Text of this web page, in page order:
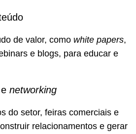
de valor, como white papers,
e blogs, para educar e
networking
do setor, feiras comerciais e
relacionamentos e gerar